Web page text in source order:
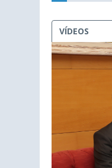
VÍDEOS
This
is
a
modal
window.